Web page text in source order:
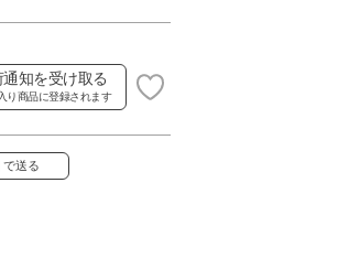
知を受け取る
り商品に登録されます
で送る